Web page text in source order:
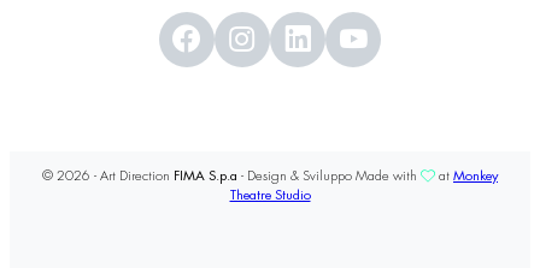
© 2026 - Art Direction FIMA S.p.a - Design & Sviluppo Made with at Monkey
Theatre Studio